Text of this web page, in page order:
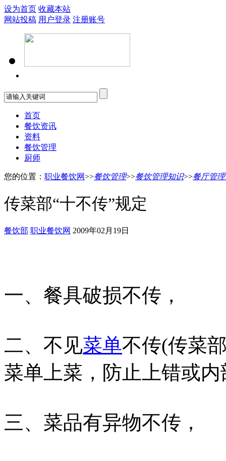
设为首页 收藏本站
网站投稿 用户登录 注册账号
首页
餐饮资讯
资料
餐饮管理
厨师
您的位置： 职业餐饮网>>餐饮管理>>餐饮管理知识>>餐厅管
传菜部“十不传”规定
餐饮部 职业餐饮网 2009年02月19日
一、餐具破损不传，
二、不见菜单不传(传菜
菜单上菜，防止上错或
三、菜品有异物不传，